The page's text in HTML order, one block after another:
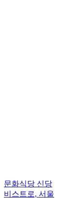
문화식당 신당
비스트로, 서울